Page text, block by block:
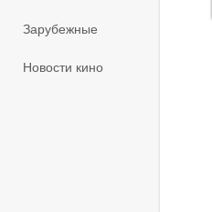
Зарубежные
Новости кино